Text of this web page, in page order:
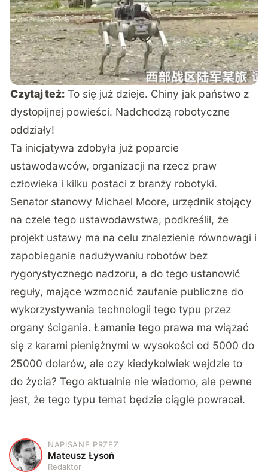
Czytaj też: To się już dzieje. Chiny jak państwo z
dystopijnej powieści. Nadchodzą robotyczne
oddziały!
Ta inicjatywa zdobyła już poparcie
ustawodawców, organizacji na rzecz praw
człowieka i kilku postaci z branży robotyki.
Senator stanowy Michael Moore, urzędnik stojący
na czele tego ustawodawstwa, podkreślił, że
projekt ustawy ma na celu znalezienie równowagi i
zapobieganie nadużywaniu robotów bez
rygorystycznego nadzoru, a do tego ustanowić
reguły, mające wzmocnić zaufanie publiczne do
wykorzystywania technologii tego typu przez
organy ścigania. Łamanie tego prawa ma wiązać
się z karami pieniężnymi w wysokości od 5000 do
25000 dolarów, ale czy kiedykolwiek wejdzie to
do życia? Tego aktualnie nie wiadomo, ale pewne
jest, że tego typu temat będzie ciągle powracał.
M
NAPISANE PRZEZ
Mateusz Łysoń
Redaktor